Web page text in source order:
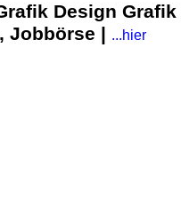
Design Grafik
Jobbörse | ...hier